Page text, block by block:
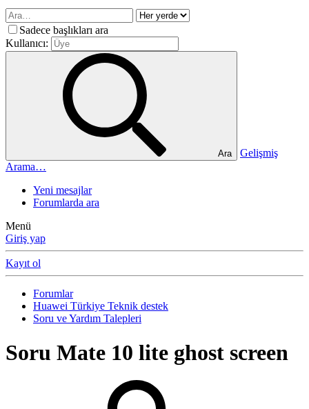
Sadece başlıkları ara
Kullanıcı:
Ara
Gelişmiş
Arama…
Yeni mesajlar
Forumlarda ara
Menü
Giriş yap
Kayıt ol
Forumlar
Huawei Türkiye Teknik destek
Soru ve Yardım Talepleri
Soru Mate 10 lite ghost screen